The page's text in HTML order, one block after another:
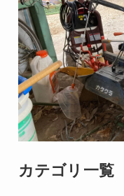
カテゴリ一覧